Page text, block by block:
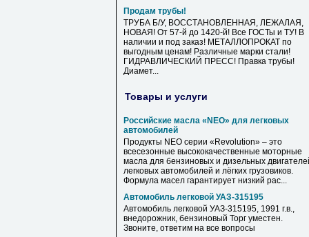
Продам трубы!
ТРУБА Б/У, ВОССТАНОВЛЕННАЯ, ЛЕЖАЛАЯ,
НОВАЯ! От 57-й до 1420-й! Все ГОСТы и ТУ! В
наличии и под заказ! МЕТАЛЛОПРОКАТ по
выгодным ценам! Различные марки стали!
ГИДРАВЛИЧЕСКИЙ ПРЕСС! Правка трубы!
Диамет...
Товары и услуги
Российские масла «NЕО» для легковых
автомобилей
Продукты NEO серии «Revolution» – это
всесезонные высококачественные моторные
масла для бензиновых и дизельных
легковых автомобилей и лёгких грузовиков.
Формула масел гарантирует низкий рас...
Автомобиль легковой УАЗ-315195
Автомобиль легковой УАЗ-315195, 1991 г.в.,
внедорожник, бензиновый Торг уместен.
Звоните, ответим на все вопросы